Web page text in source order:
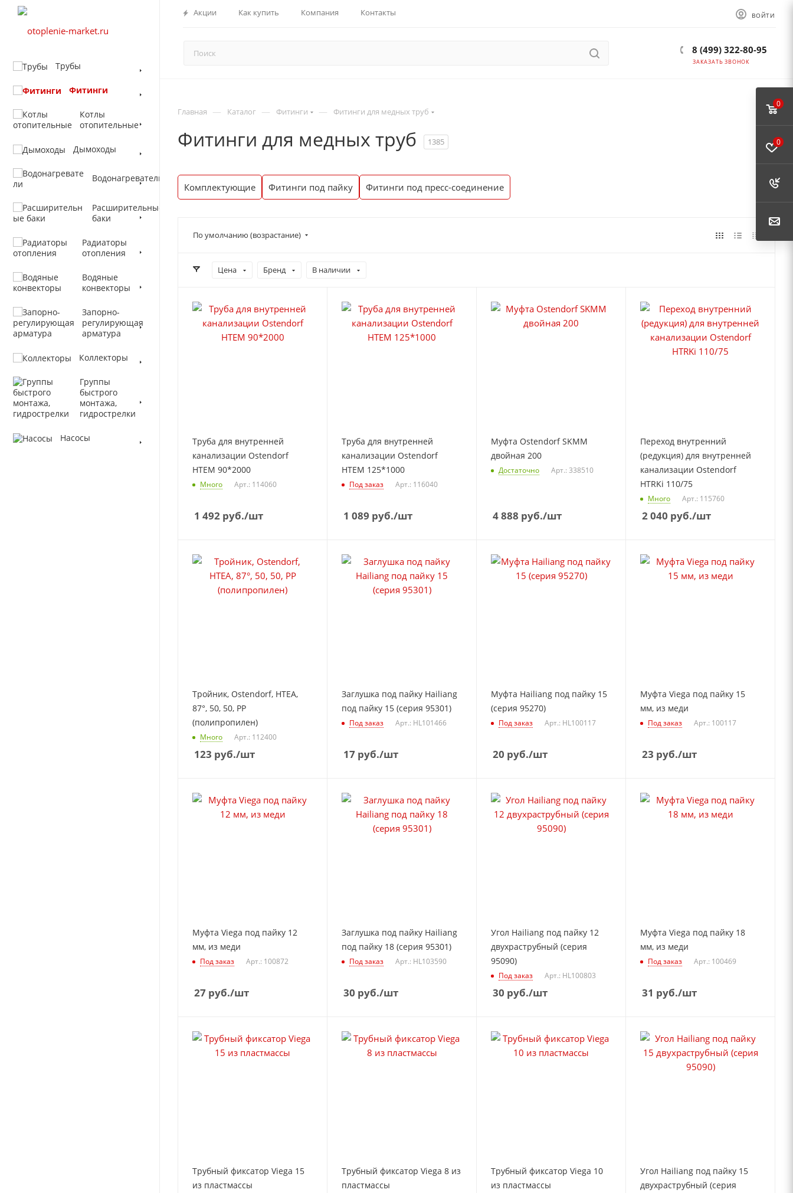
Акции Как купить Компания Контакты ВОЙТИ
8 (499) 322-80-95
ЗАКАЗАТЬ ЗВОНОК
Трубы
Фитинги
Котлы
отопительные
Дымоходы
Водонагреватели
Расширительные
баки
Радиаторы
отопления
Водяные
конвекторы
Запорно-
регулирующая
арматура
Коллекторы
Группы
быстрого
монтажа,
гидрострелки
Насосы
Главная — Каталог — Фитинги — Фитинги для медных труб
Фитинги для медных труб 1385
Комплектующие Фитинги под пайку Фитинги под пресс-соединение
По умолчанию (возрастание)
Цена Бренд В наличии
Труба для внутренней
канализации Ostendorf
НТЕМ 90*2000
Много Арт.: 114060
1 492 руб./шт
Труба для внутренней
канализации Ostendorf
НТЕМ 125*1000
Под заказ Арт.: 116040
1 089 руб./шт
Муфта Ostendorf SKMM
двойная 200
Достаточно Арт.: 338510
4 888 руб./шт
Переход внутренний
(редукция) для внутренней
канализации Ostendorf
HTRKi 110/75
Много Арт.: 115760
2 040 руб./шт
Тройник, Ostendorf, HTEA,
87°, 50, 50, PP
(полипропилен)
Много Арт.: 112400
123 руб./шт
Заглушка под пайку Hailiang
под пайку 15 (серия 95301)
Под заказ Арт.: HL101466
17 руб./шт
Муфта Hailiang под пайку 15
(серия 95270)
Под заказ Арт.: HL100117
20 руб./шт
Муфта Viega под пайку 15
мм, из меди
Под заказ Арт.: 100117
23 руб./шт
Муфта Viega под пайку 12
мм, из меди
Под заказ Арт.: 100872
27 руб./шт
Заглушка под пайку Hailiang
под пайку 18 (серия 95301)
Под заказ Арт.: HL103590
30 руб./шт
Угол Hailiang под пайку 12
двухраструбный (серия
95090)
Под заказ Арт.: HL100803
30 руб./шт
Муфта Viega под пайку 18
мм, из меди
Под заказ Арт.: 100469
31 руб./шт
Трубный фиксатор Viega 15
из пластмассы
Трубный фиксатор Viega 8 из
пластмассы
Трубный фиксатор Viega 10
из пластмассы
Угол Hailiang под пайку 15
двухраструбный (серия
0
0